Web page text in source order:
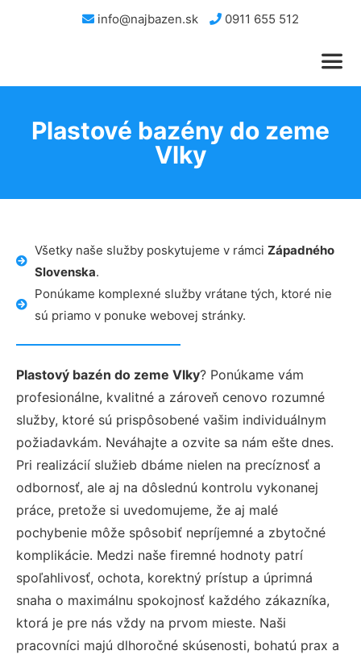
info@najbazen.sk 0911 655 512
Plastové bazény do zeme
Vlky
Všetky naše služby poskytujeme v rámci Západného
Slovenska.
Ponúkame komplexné služby vrátane tých, ktoré nie
sú priamo v ponuke webovej stránky.
Plastový bazén do zeme Vlky? Ponúkame vám
profesionálne, kvalitné a zároveň cenovo rozumné
služby, ktoré sú prispôsobené vašim individuálnym
požiadavkám. Neváhajte a ozvite sa nám ešte dnes.
Pri realizácií služieb dbáme nielen na precíznosť a
odbornosť, ale aj na dôslednú kontrolu vykonanej
práce, pretože si uvedomujeme, že aj malé
pochybenie môže spôsobiť nepríjemné a zbytočné
komplikácie. Medzi naše firemné hodnoty patrí
spoľahlivosť, ochota, korektný prístup a úprimná
snaha o maximálnu spokojnosť každého zákazníka,
ktorá je pre nás vždy na prvom mieste. Naši
pracovníci majú dlhoročné skúsenosti, bohatú prax a